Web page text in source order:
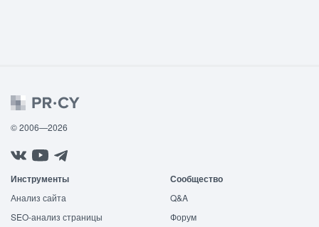
© 2006—2026
Инструменты
Анализ сайта
SEO-анализ страницы
Сообщество
Q&A
Форум